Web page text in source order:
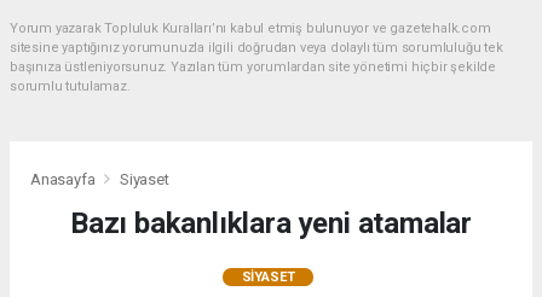
Yorum yazarak Topluluk Kuralları’nı kabul etmiş bulunuyor ve gazetehalk.com
sitesine yaptığınız yorumunuzla ilgili doğrudan veya dolaylı tüm sorumluluğu tek
başınıza üstleniyorsunuz. Yazılan tüm yorumlardan site yönetimi hiçbir şekilde
sorumlu tutulamaz.
Anasayfa Siyaset
Bazı bakanlıklara yeni atamalar
SIYASET